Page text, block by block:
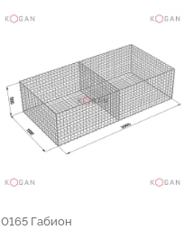
0165 Габион